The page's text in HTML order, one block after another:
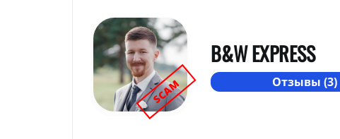
SCAM
B&W EXPRESS
Отзывы (3)